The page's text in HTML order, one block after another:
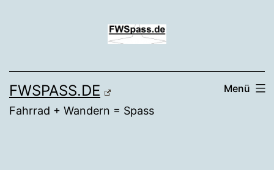
FWSPASS.DE
Fahrrad + Wandern = Spass
Menü